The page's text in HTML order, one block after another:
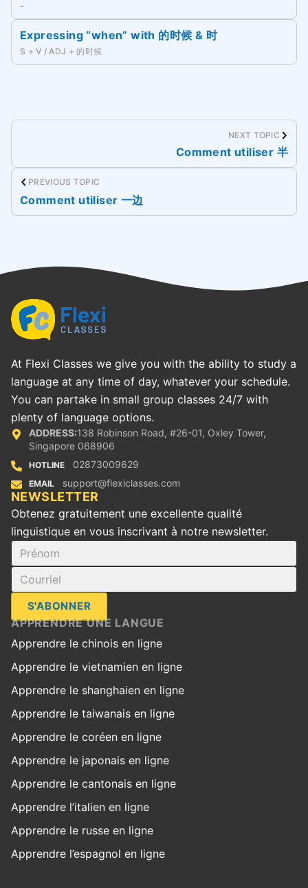
-
Expressing “when” with 的时候 & 时
S + V / ADJ + 的时候
NEXT TOPIC
Comment utiliser 半
PREVIOUS TOPIC
Comment utiliser 一边
At Flexi Classes we give you with the ability to study a
language at any time of day, whatever your schedule.
You can partake in small group classes 24/7 with
plenty of language options.
ADDRESS:138 Robinson Road, #26-01, Oxley Tower,
Singapore 068906
HOTLINE 02873009629
EMAIL support@flexiclasses.com
‪NEWSLETTER
Obtenez gratuitement une excellente qualité
linguistique en vous inscrivant à notre newsletter.
S'ABONNER
APPRENDRE UNE LANGUE
Apprendre le chinois en ligne
Apprendre le vietnamien en ligne
Apprendre le shanghaien en ligne
Apprendre le taiwanais en ligne
Apprendre le coréen en ligne
Apprendre le japonais en ligne
Apprendre le cantonais en ligne
Apprendre l’italien en ligne
Apprendre le russe en ligne
Apprendre l’espagnol en ligne